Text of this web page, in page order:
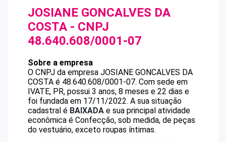
JOSIANE GONCALVES DA
COSTA - CNPJ
48.640.608/0001-07
Sobre a empresa
O CNPJ da empresa JOSIANE GONCALVES DA
COSTA é 48.640.608/0001-07. Com sede em
IVATE, PR, possui 3 anos, 8 meses e 22 dias e
foi fundada em 17/11/2022. A sua situação
cadastral é BAIXADA e sua principal atividade
econômica é Confecção, sob medida, de peças
do vestuário, exceto roupas íntimas.